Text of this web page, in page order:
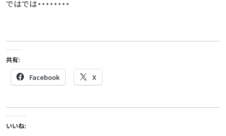
ではでは・・・・・・・・
共有:
Facebook X
いいね: